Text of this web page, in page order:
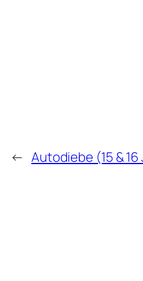
← Autodiebe (15 &